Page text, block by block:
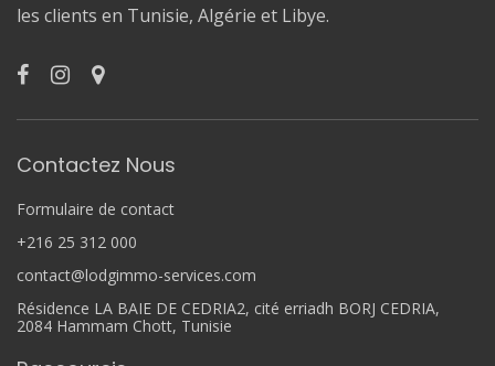
les clients en Tunisie, Algérie et Libye.
Contactez Nous
Formulaire de contact
+216 25 312 000
contact@lodgimmo-services.com
Résidence LA BAIE DE CEDRIA2, cité erriadh BORJ CEDRIA,
2084 Hammam Chott, Tunisie